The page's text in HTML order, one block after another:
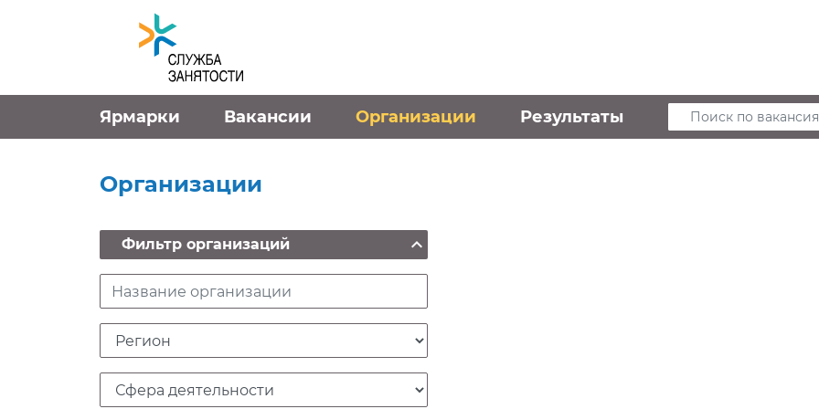
Ярмарки Вакансии Организации Результаты Поиск по
Организации
Фильтр вакансий
Фильтр организаций expand_less
Название организации
Регион
Сфера деятельности